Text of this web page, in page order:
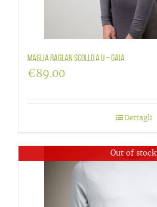
Maglia raglan scollo a U – Gaia
€89.00
Dettagli
Out of stock